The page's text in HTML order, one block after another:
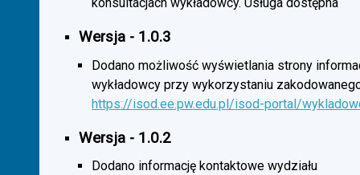
konsultacjach wykładowcy. Usługa dostępna
Wersja - 1.0.3
Dodano możliwość wyświetlania strony
wykładowcy przy wykorzystaniu
https://isod.ee.pw.edu.pl/isod-portal/
Wersja - 1.0.2
Dodano informację kontaktowe wydziału